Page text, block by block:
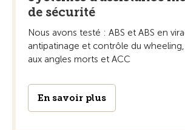
de sécurité
Nous avons testé : ABS et ABS en
antipatinage et contrôle du wheeling,
aux angles morts et ACC
En savoir plus